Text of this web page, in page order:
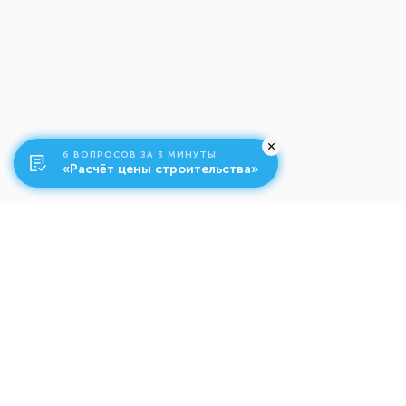
6 ВОПРОСОВ ЗА 3 МИНУТЫ
«Расчёт цены строительства»